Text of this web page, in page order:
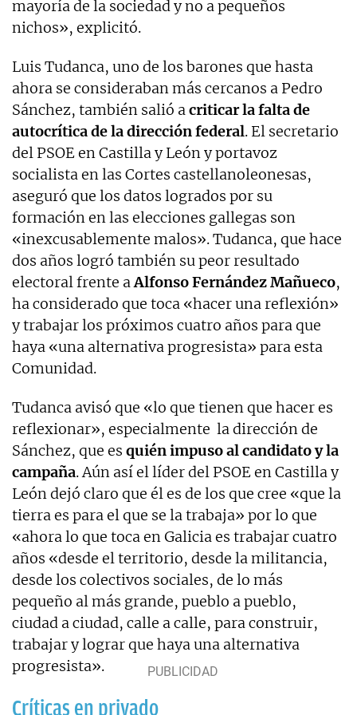
mayoría de la sociedad y no a pequeños
nichos», explicitó.
Luis Tudanca, uno de los barones que hasta
ahora se consideraban más cercanos a Pedro
Sánchez, también salió acriticar la falta de
autocrítica de la dirección federal. El secretario
del PSOE en Castilla y León y portavoz
socialista en las Cortes castellanoleonesas,
aseguró que los datos logrados por su
formación en las elecciones gallegas son
«inexcusablemente malos». Tudanca, que hace
dos años logró también su peor resultado
electoral frente aAlfonso Fernández Mañueco,
ha considerado que toca «hacer una reflexión»
y trabajar los próximos cuatro años para que
haya «una alternativa progresista» para esta
Comunidad.
Tudanca avisó que «lo que tienen que hacer es
reflexionar», especialmente la dirección de
Sánchez, que es quién impuso al candidato y la
campaña. Aún así el líder del PSOE en Castilla y
León dejó claro que él es de los que cree «que la
tierra es para el que se la trabaja» por lo que
«ahora lo que toca en Galicia es trabajar cuatro
años «desde el territorio, desde la militancia,
desde los colectivos sociales, de lo más
pequeño al más grande, pueblo a pueblo,
ciudad a ciudad, calle a calle, para construir,
trabajar y lograr que haya una alternativa
progresista».
Críticas en privado